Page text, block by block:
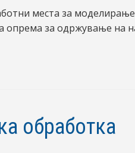
места за
опрема за одржување на
обработка